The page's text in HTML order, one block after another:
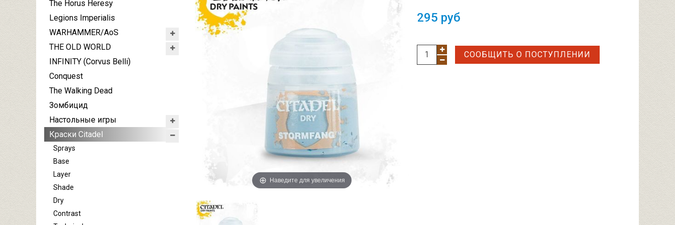
The Horus Heresy
Legions Imperialis
WARHAMMER/AoS
THE OLD WORLD
INFINITY (Corvus Belli)
Conquest
The Walking Dead
Зомбицид
Настольные игры
Краски Citadel
Sprays
Base
Layer
Shade
Dry
Contrast
Наведите для увеличения
295 руб
СООБЩИТЬ О ПОСТУПЛЕНИИ